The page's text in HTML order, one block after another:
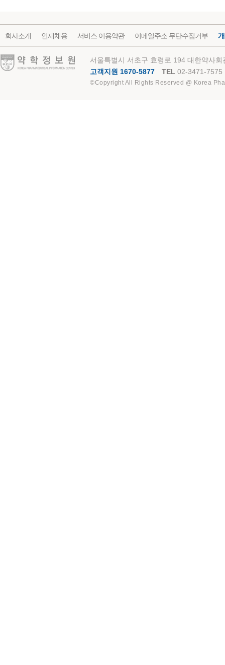
회사소개 인재채용 서비스 이용약관 이메일주소 무단수집거부
약학정보원
서울특별시 서초구 효령로 194 대한약사
고객지원 1670-5877
TEL 02-3471-7575
©Copyright All Rights Reserved @ Korea